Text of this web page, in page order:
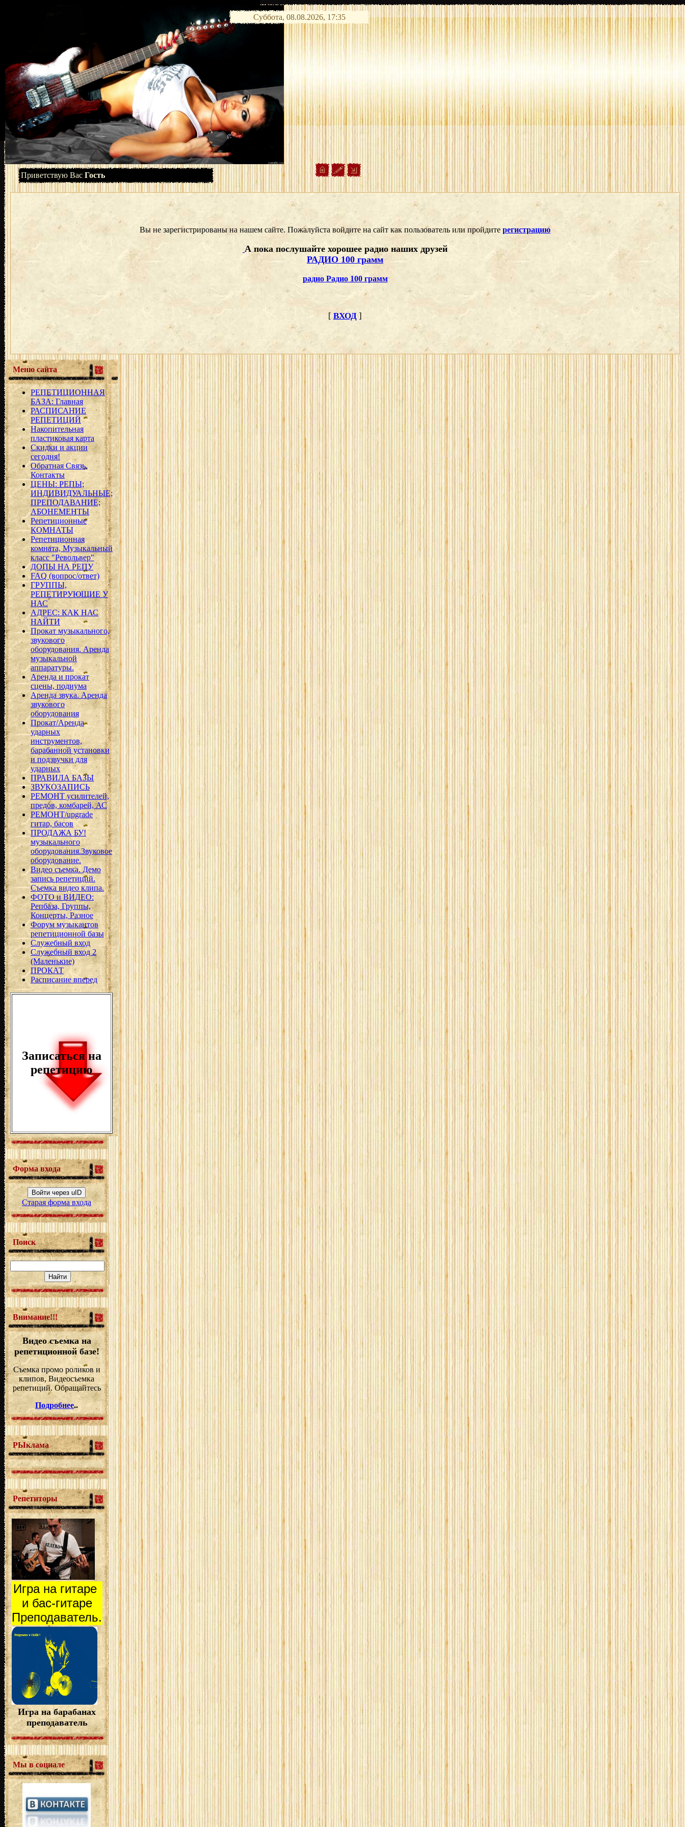
Суббота, 08.08.2026, 17:35
Приветствую Вас Гость
Вы не зарегистрированы на нашем сайте. Пожалуйста войдите на сайт как пользователь или пройдите регистрацию
А пока послушайте хорошее радио наших друзей
РАДИО 100 грамм
радио Радио 100 грамм
[ВХОД ]
Меню сайта
РЕПЕТИЦИОННАЯ
БАЗА: Главная
РАСПИСАНИЕ
РЕПЕТИЦИЙ
Накопительная
пластиковая карта
Скидки и акции
сегодня!
Обратная Связь,
Контакты
ЦЕНЫ: РЕПЫ;
ИНДИВИДУАЛЬНЫЕ;
ПРЕПОДАВАНИЕ;
АБОНЕМЕНТЫ
Репетиционные
КОМНАТЫ
Репетиционная
комната, Музыкальный
класс "Револьвер"
ДОПЫ НА РЕПУ
FAQ (вопрос/ответ)
ГРУППЫ,
РЕПЕТИРУЮЩИЕ У
НАС
АДРЕС: КАК НАС
НАЙТИ
Прокат музыкального,
звукового
оборудования. Аренда
музыкальной
аппаратуры.
Аренда и прокат
сцены, подиума
Аренда звука. Аренда
звукового
оборудования
Прокат/Аренда
ударных
инструментов,
барабанной установки
и подзвучки для
ударных
ПРАВИЛА БАЗЫ
ЗВУКОЗАПИСЬ
РЕМОНТ усилителей,
предов, комбарей, АС
РЕМОНТ/upgrade
гитар, басов
ПРОДАЖА БУ!
музыкального
оборудования.Звуковое
оборудование.
Видео съемка. Демо
запись репетиций.
Съемка видео клипа.
ФОТО и ВИДЕО:
Репбаза, Группы,
Концерты, Разное
Форум музыкантов
репетиционной базы
Служебный вход
Служебный вход 2
(Маленькие)
ПРОКАТ
Расписание вперед
Записаться на
репетицию
Форма входа
Войти через uID
Старая форма входа
Поиск
Внимание!!!
Видео съемка на
репетиционной базе!
Съемка промо роликов и
клипов, Видеосъемка
репетиций. Обращайтесь
Подробнее..
РЫклама
Репетиторы
Игра на гитаре
и бас-гитаре
Преподаватель.
Игра на барабанах
преподаватель
Мы в социале